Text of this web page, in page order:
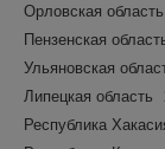
Орловская область
Пензенская
Ульяновская
Липецкая область
Республика